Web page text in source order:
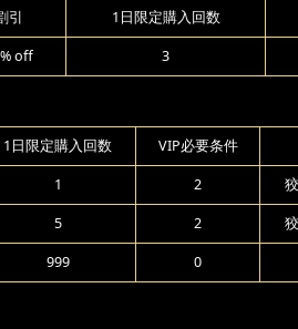
引 1日限定購入回数
off 3
1日限定購入回数 VIP必要条件
1 2
5 2
999 0